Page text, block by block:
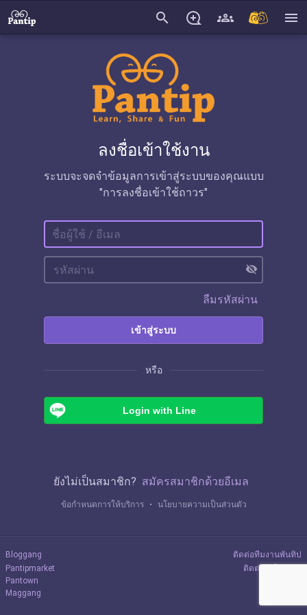
search menu
ลงชื่อเข้าใช้งาน
ระบบจะจดจำข้อมูลการเข้าสู่ระบบของคุณแบบ
"การลงชื่อเข้าใช้ถาวร"
visibility_off
ลืมรหัสผ่าน
เข้าสู่ระบบ
หรือ
Login with Line
ยังไม่เป็นสมาชิก? สมัครสมาชิกด้วยอีเมล
ข้อกำหนดการให้บริการ ・ นโยบายความเป็นส่วนตัว
Bloggang
Pantipmarket
Pantown
Maggang
ติดต่อทีมงานพันทิป
ติดต่อลงโฆษณา